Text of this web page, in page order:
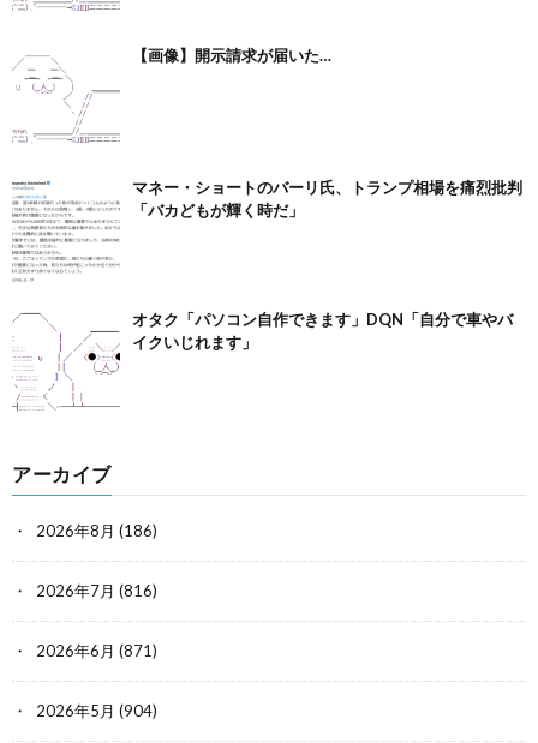
【画像】開示請求が届いた…
マネー・ショートのバーリ氏、トランプ相場を痛烈批判
「バカどもが輝く時だ」
オタク「パソコン自作できます」DQN「自分で車やバ
イクいじれます」
アーカイブ
2026年8月 (186)
2026年7月 (816)
2026年6月 (871)
2026年5月 (904)